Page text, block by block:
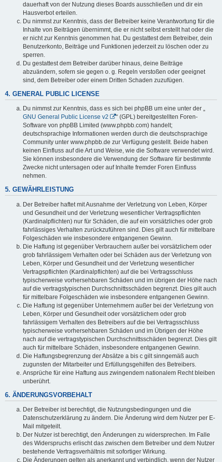
dauerhaft von der Nutzung dieses Boards ausschließen und dir ein
Hausverbot erteilen.
Du nimmst zur Kenntnis, dass der Betreiber keine Verantwortung für die
Inhalte von Beiträgen übernimmt, die er nicht selbst erstellt hat oder die
er nicht zur Kenntnis genommen hat. Du gestattest dem Betreiber, dein
Benutzerkonto, Beiträge und Funktionen jederzeit zu löschen oder zu
sperren.
Du gestattest dem Betreiber darüber hinaus, deine Beiträge
abzuändern, sofern sie gegen o. g. Regeln verstoßen oder geeignet
sind, dem Betreiber oder einem Dritten Schaden zuzufügen.
4. GENERAL PUBLIC LICENSE
Du nimmst zur Kenntnis, dass es sich bei phpBB um eine unter der „
GNU General Public License v2
“ (GPL) bereitgestellten Foren-
Software von phpBB Limited (www.phpbb.com) handelt;
deutschsprachige Informationen werden durch die deutschsprachige
Community unter www.phpbb.de zur Verfügung gestellt. Beide haben
keinen Einfluss auf die Art und Weise, wie die Software verwendet wird.
Sie können insbesondere die Verwendung der Software für bestimmte
Zwecke nicht untersagen oder auf Inhalte fremder Foren Einfluss
nehmen.
5. GEWÄHRLEISTUNG
Der Betreiber haftet mit Ausnahme der Verletzung von Leben, Körper
und Gesundheit und der Verletzung wesentlicher Vertragspflichten
(Kardinalpflichten) nur für Schäden, die auf ein vorsätzliches oder grob
fahrlässiges Verhalten zurückzuführen sind. Dies gilt auch für mittelbare
Folgeschäden wie insbesondere entgangenen Gewinn.
Die Haftung ist gegenüber Verbrauchern außer bei vorsätzlichem oder
grob fahrlässigem Verhalten oder bei Schäden aus der Verletzung von
Leben, Körper und Gesundheit und der Verletzung wesentlicher
Vertragspflichten (Kardinalpflichten) auf die bei Vertragsschluss
typischerweise vorhersehbaren Schäden und im übrigen der Höhe nach
auf die vertragstypischen Durchschnittsschäden begrenzt. Dies gilt auch
für mittelbare Folgeschäden wie insbesondere entgangenen Gewinn.
Die Haftung ist gegenüber Unternehmern außer bei der Verletzung von
Leben, Körper und Gesundheit oder vorsätzlichem oder grob
fahrlässigem Verhalten des Betreibers auf die bei Vertragsschluss
typischerweise vorhersehbaren Schäden und im Übrigen der Höhe
nach auf die vertragstypischen Durchschnittsschäden begrenzt. Dies gilt
auch für mittelbare Schäden, insbesondere entgangenen Gewinn.
Die Haftungsbegrenzung der Absätze a bis c gilt sinngemäß auch
zugunsten der Mitarbeiter und Erfüllungsgehilfen des Betreibers.
Ansprüche für eine Haftung aus zwingendem nationalem Recht bleiben
unberührt.
6. ÄNDERUNGSVORBEHALT
Der Betreiber ist berechtigt, die Nutzungsbedingungen und die
Datenschutzerklärung zu ändern. Die Änderung wird dem Nutzer per E-
Mail mitgeteilt.
Der Nutzer ist berechtigt, den Änderungen zu widersprechen. Im Falle
des Widerspruchs erlischt das zwischen dem Betreiber und dem Nutzer
bestehende Vertragsverhältnis mit sofortiger Wirkung.
Die Änderungen gelten als anerkannt und verbindlich, wenn der Nutzer